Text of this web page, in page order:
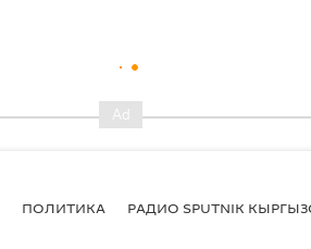
ПОЛИТИКА РАДИО SPUTNIK